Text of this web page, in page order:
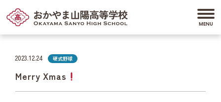
2023.12.24 硬式野球
Merry Xmas